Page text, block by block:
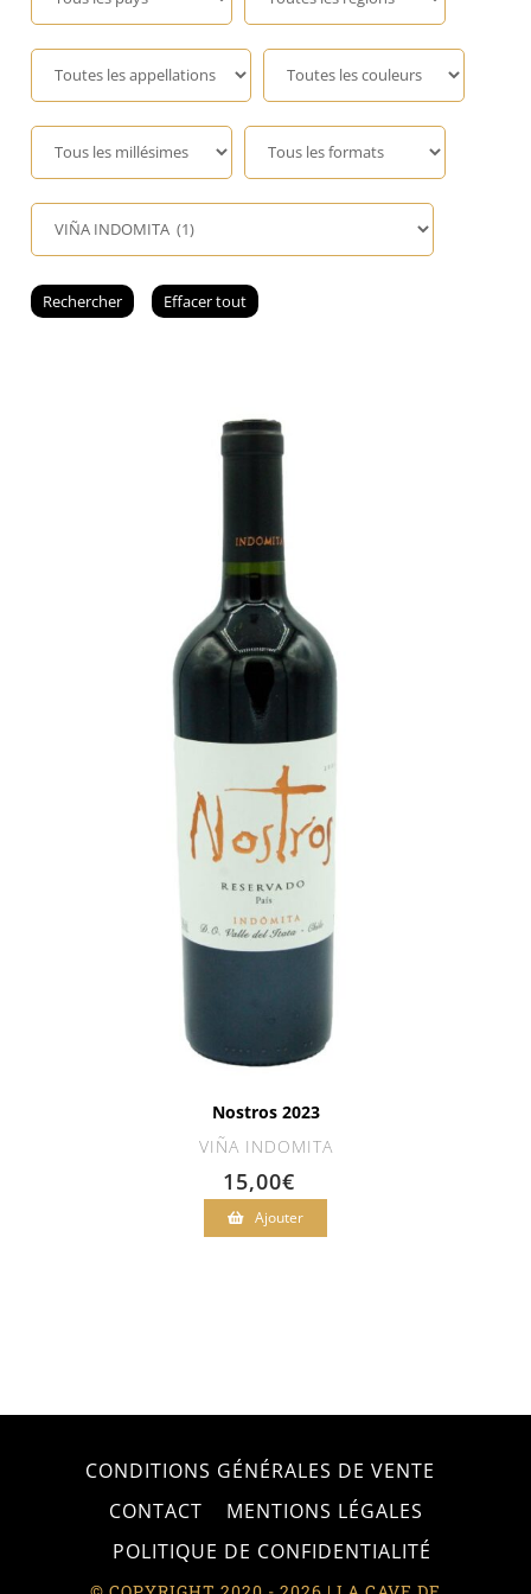
Champagne
GIN
RHUM
WHISKY
Nostros 2023
VIÑA INDOMITA
15,00€
Ajouter
CONDITIONS GÉNÉRALES DE VENTE
CONTACT
MENTIONS LÉGALES
POLITIQUE DE CONFIDENTIALITÉ